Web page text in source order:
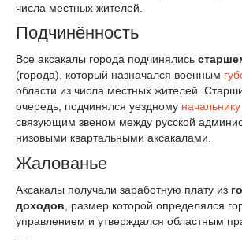
числа местных жителей.
Подчинённость
Все аксакалы города подчинялись
(города), который назначался военным
области из числа местных жителей.
очередь, подчинялся уездному начальнику
связующим звеном между русской
низовыми квартальными аксакалами.
Жалованье
Аксакалы получали заработную плату из
доходов , размер которой определялся
управлением и утверждался областным